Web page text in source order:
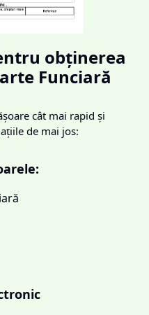
obținerea
Funciară
cât mai rapid și
de mai jos: